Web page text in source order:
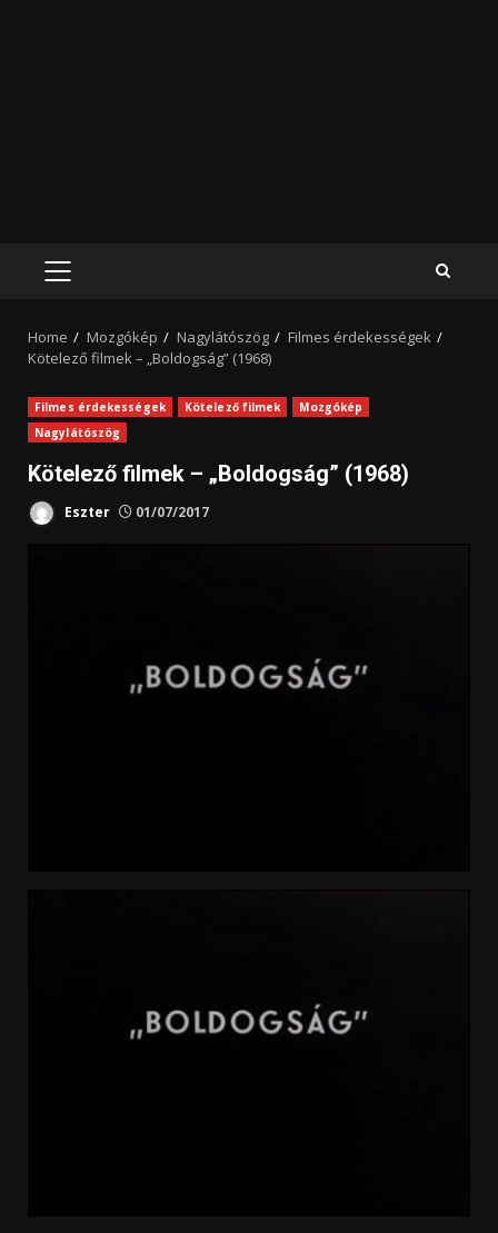
PRIMARY
Home Mozgókép Nagylátószög
Filmes érdekességek
Kötelező filmek – „Boldogság” (1968)
Filmes érdekességek Kötelező filmek
Mozgókép
Nagylátószög
Kötelező filmek – „Boldogság” (1968)
Eszter 01/07/2017